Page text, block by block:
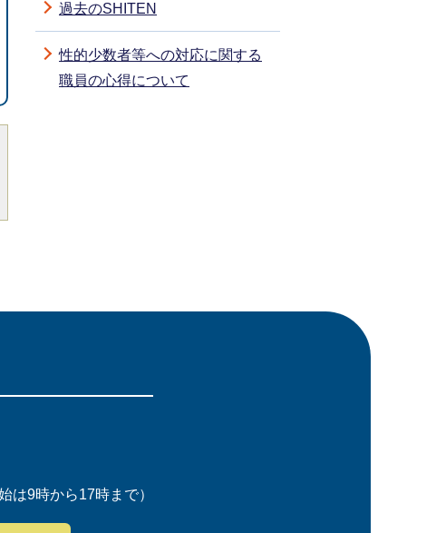
過去のSHITEN
性的少数者等への対応に関する
職員の心得について
は9時から17時まで）